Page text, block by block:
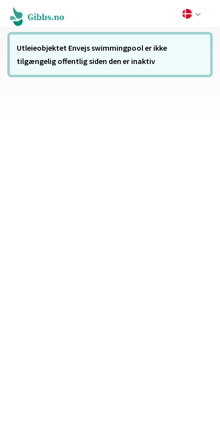
Utleieobjektet Envejs swimmingpool er ikke
tilgængelig offentlig siden den er inaktiv